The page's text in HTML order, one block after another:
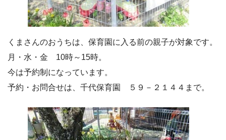
くまさんのおうちは、保育園に入る前の親子が対象です。
月・水・金 10時～15時。
今は予約制になっています。
予約・お問合せは、千代保育園 ５９－２１４４まで。